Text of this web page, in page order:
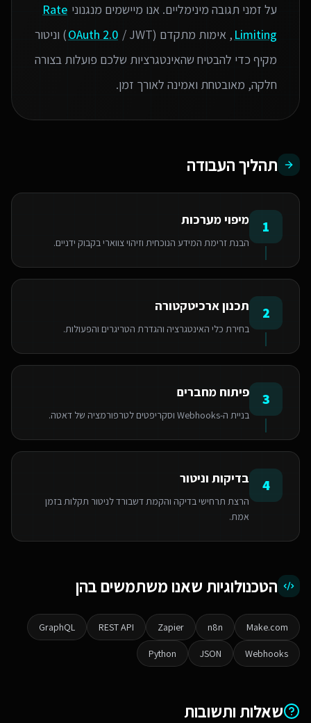
על זמני תגובה מינימליים. אנו מיישמים מנגנוני Rate
Limiting , אימות מתקדם ( OAuth 2.0/ JWT) וניטור
מקיף כדי להבטיח שהאינטגרציות שלכם פועלות בצורה
חלקה, מאובטחת ואמינה לאורך זמן.
תהליך העבודה
1 מיפוי מערכות
הבנת זרימת המידע הנוכחית וזיהוי צווארי בקבוק ידניים.
2 תכנון ארכיטקטורה
בחירת כלי האינטגרציה והגדרת הטריגרים והפעולות.
3 פיתוח מחברים
בניית ה-Webhooks וסקריפטים לטרפורמציה של דאטה.
4 בדיקות וניטור
הרצת תרחישי בדיקה והקמת דשבורד לניטור תקלות בזמן
אמת.
הטכנולוגיות שאנו משתמשים בהן
Make.com
n8n
Zapier
REST API
GraphQL
Webhooks
JSON
Python
שאלות ותשובות